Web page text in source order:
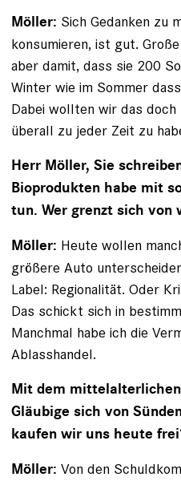
Möller: Sich Gedanken zu
konsumieren, ist gut.
aber damit, dass sie 200
Winter wie im Sommer
Dabei wollten wir das
überall zu jeder Zeit zu
Herr Möller, Sie
Bioprodukten habe mit
tun. Wer grenzt sich von
Möller: Heute wollen
größere Auto
Label: Regionalität. Oder
Das schickt sich in
Manchmal habe ich die
Ablasshandel.
Mit dem
Gläubige sich von
kaufen wir uns heute
Möller: Von den